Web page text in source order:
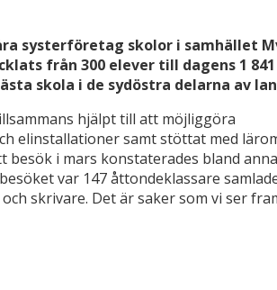
systerföretag skolor i samhället
från 300 elever till dagens 1
skola i de sydöstra delarna av
hjälpt till att möjliggöra
elinstallationer samt stöttat med
i mars konstaterades bland
var 147 åttondeklassare
skrivare. Det är saker som vi ser